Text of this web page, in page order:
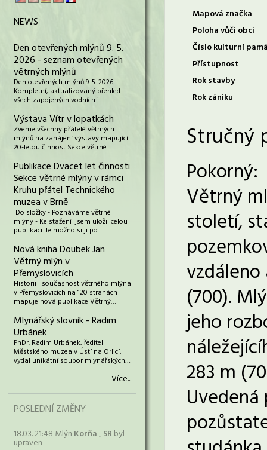
NEWS
Den otevřených mlýnů 9. 5.
2026 - seznam otevřených
větrných mlýnů
Den otevřených mlýnů 9. 5. 2026
Kompletní, aktualizovaný přehled
všech zapojených vodních i…
Výstava Vítr v lopatkách
Zveme všechny přátelé větrných
mlýnů na zahájení výstavy mapující
20-letou činnost Sekce větrné…
Publikace Dvacet let činnosti
Sekce větrné mlýny v rámci
Kruhu přátel Technického
muzea v Brně
Do složky - Poznáváme větrné
mlýny - Ke stažení jsem uložil celou
publikaci. Je možno si ji po…
Nová kniha Doubek Jan
Větrný mlýn v
Přemyslovicích
Historii i současnost větrného mlýna
v Přemyslovicích na 120 stranách
mapuje nová publikace Větrný…
Mlynářský slovník - Radim
Urbánek
PhDr. Radim Urbánek, ředitel
Městského muzea v Ústí na Orlicí,
vydal unikátní soubor mlynářských…
Více...
POSLEDNÍ ZMĚNY
18.03. 21:48 Mlýn Korňa , SRbyl
upraven
Mapová značka
Poloha vůči obci
Číslo kulturní
Přístupnost
Rok stavby
Rok zániku
Stručný
Pokorný:
Větrný
století,
vzdáleno
(700).
jeho
283 m
Uvedená